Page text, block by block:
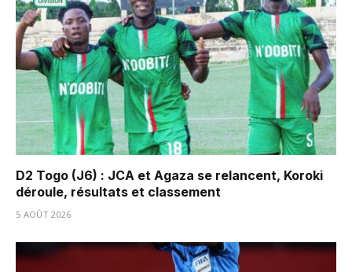
D2 Togo (J6) : JCA et Agaza se relancent, Koroki
déroule, résultats et classement
5 AOÛT 2026